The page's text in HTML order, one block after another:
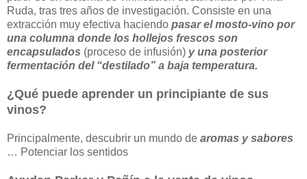
Ruda, tras tres años de investigación. Consiste en una
extracción muy efectiva haciendo pasar el mosto-vino por
una columna donde los hollejos frescos son
encapsulados (proceso de infusión) y una posterior
fermentación del “destilado” a baja temperatura.
¿Qué puede aprender un principiante de sus
vinos?
Principalmente, descubrir un mundo de aromas y sabores
… Potenciar los sentidos